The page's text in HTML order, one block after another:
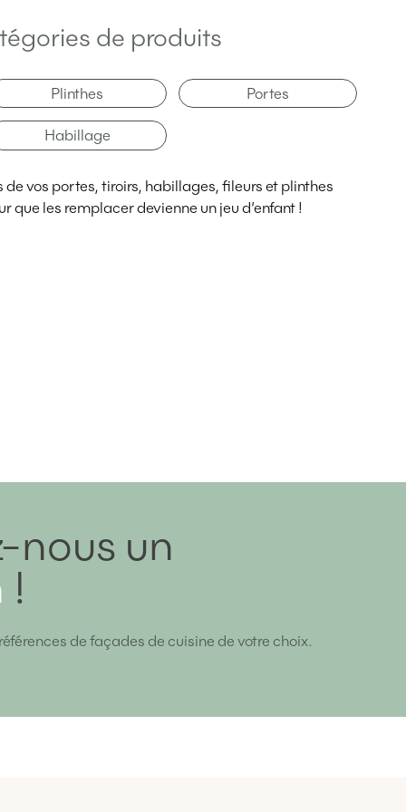
de produits
Plinthes Portes
Habillage
vos portes, tiroirs, habillages, fileurs et plinthes
que les remplacer devienne un jeu d’enfant !
nous un
!
de façades de cuisine de votre choix.